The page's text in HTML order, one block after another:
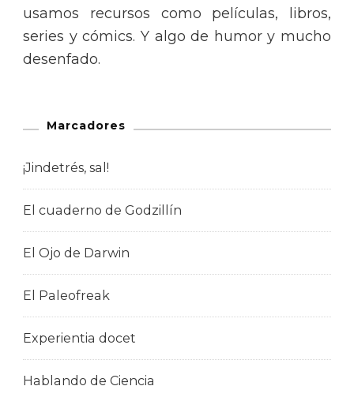
usamos recursos como películas, libros,
series y cómics. Y algo de humor y mucho
desenfado.
Marcadores
¡Jindetrés, sal!
El cuaderno de Godzillín
El Ojo de Darwin
El Paleofreak
Experientia docet
Hablando de Ciencia